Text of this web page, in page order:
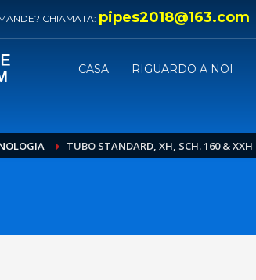
CHIAMATA: pipes2018@163.com
CASA RIGUARDO A NOI
TUBO STANDARD, XH, SCH. 160 & XXH